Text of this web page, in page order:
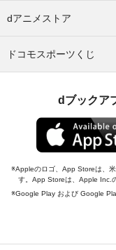
dアニメストア
ドコモスポーツくじ
dブックア
Appleのロゴ、App Storeは、
す。App Storeは、Apple Inc.
Google Play および Google